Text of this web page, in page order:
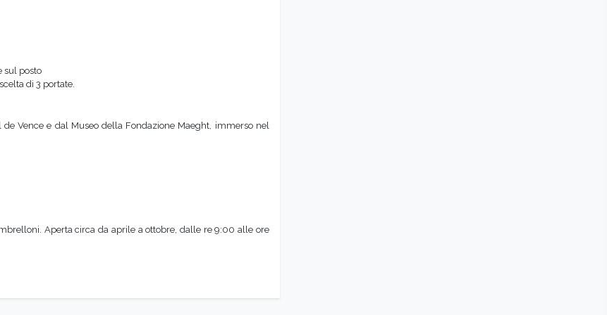
sul posto
di 3 portate.
Vence e dal Museo della Fondazione Maeght, immerso nel
Aperta circa da aprile a ottobre, dalle re 9:00 alle ore